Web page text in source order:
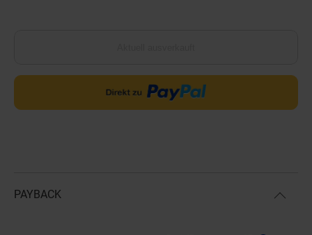
PAYBACK